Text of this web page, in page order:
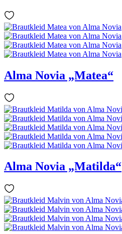
Alma Novia „Matea“
Alma Novia „Matilda“